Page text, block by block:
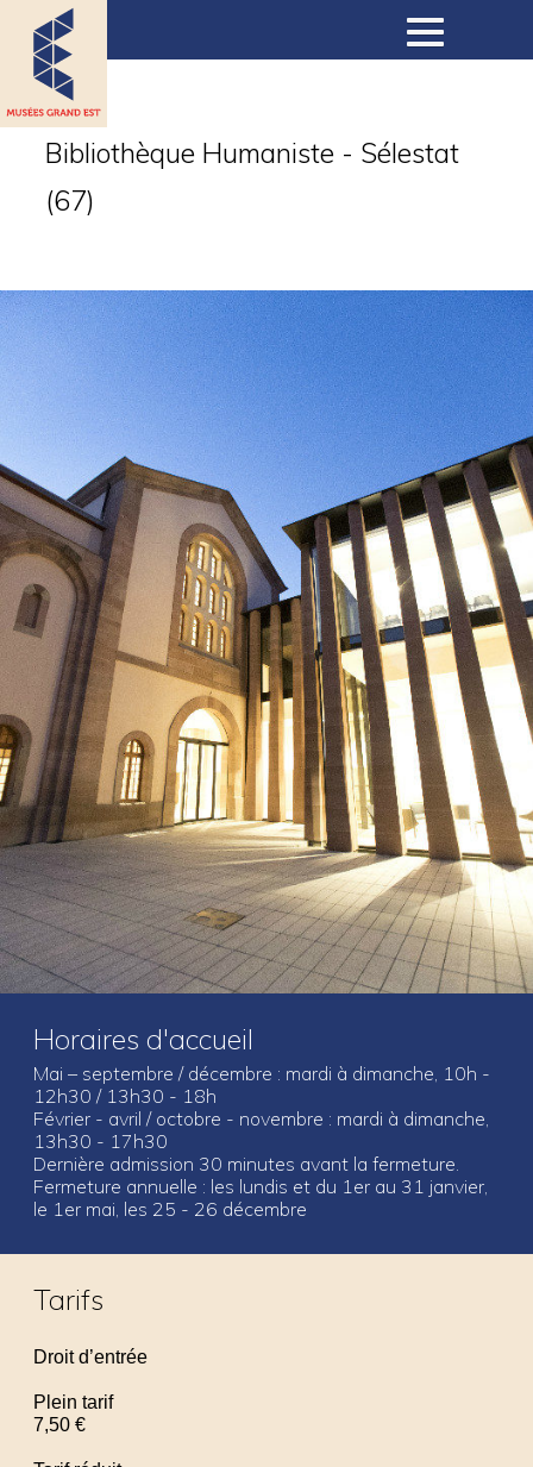
Expositions
Expositions virtuelles
Actualités
Actualités
Colloques et journées d’études
Offres d’emploi
Formations
Bibliothèque Humaniste - Sélestat
(67)
Horaires d'accueil
Mai – septembre / décembre : mardi à dimanche, 10h -
12h30 / 13h30 - 18h
Février - avril / octobre - novembre : mardi à dimanche,
13h30 - 17h30
Dernière admission 30 minutes avant la fermeture.
Fermeture annuelle : les lundis et du 1er au 31 janvier,
le 1er mai, les 25 - 26 décembre
Tarifs
Droit d’entrée
Plein tarif
7,50 €